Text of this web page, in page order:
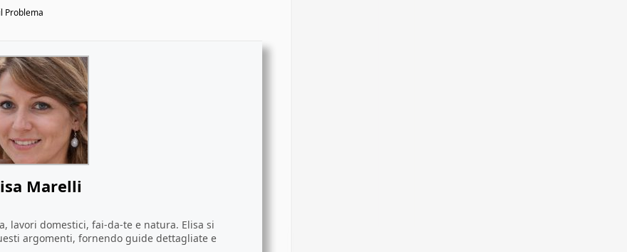
Problema
Marelli
lavori domestici, fai-da-te e natura. Elisa si
argomenti, fornendo guide dettagliate e